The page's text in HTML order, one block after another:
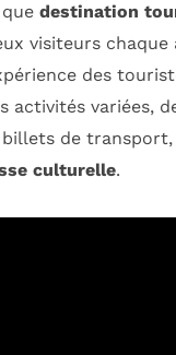
destination
visiteurs chaque
des
activités variées,
billets de
culturelle.